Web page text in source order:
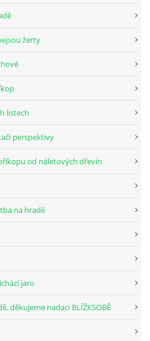
žerty
listech
perspektivy
od náletových dřevin
na hradě
jaro
děkujeme nadaci BLÍŽKSOBĚ